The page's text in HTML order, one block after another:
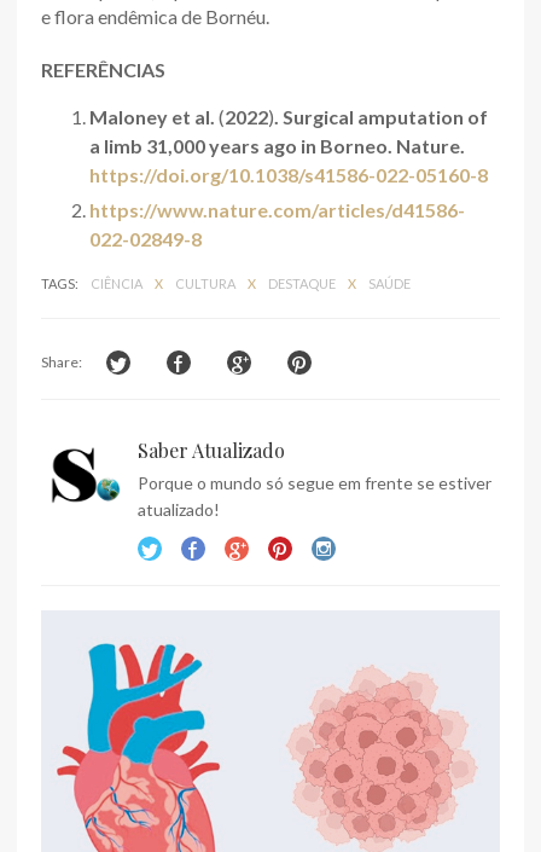
e flora endêmica de Bornéu.
REFERÊNCIAS
Maloney et al. (2022). Surgical amputation of
a limb 31,000 years ago in Borneo. Nature.
https://doi.org/10.1038/s41586-022-05160-8
https://www.nature.com/articles/d41586-
022-02849-8
TAGS: CIÊNCIA X CULTURA X DESTAQUE X SAÚDE
Share:
Saber Atualizado
Porque o mundo só segue em frente se estiver
atualizado!